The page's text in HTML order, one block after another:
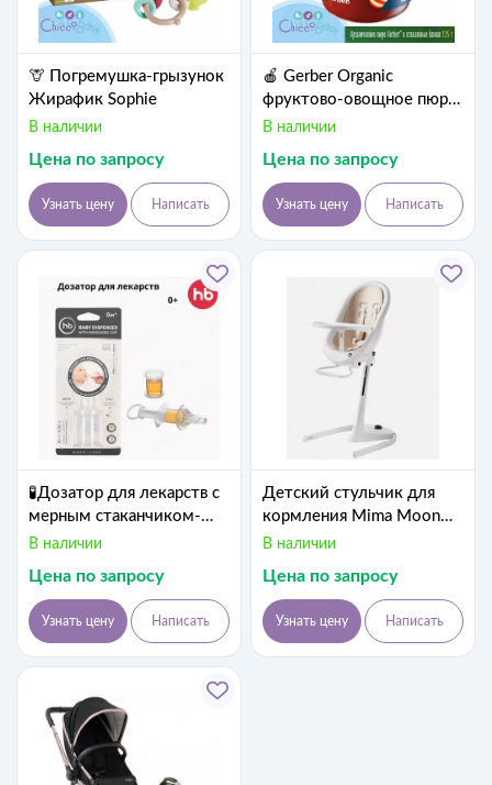
🦒 Погремушка-грызунок
Жирафик Sophie
В наличии
Цена по запросу
Узнать цену Написать
🍎 Gerber Organic
фруктово-овощное пюре
свекла яблоко. с 5мес,
В наличии
Цена по запросу
Узнать цену Написать
🧪Дозатор для лекарств с
мерным стаканчиком-
колпачком и
наконечником/для
сиропа Happy baby
(Великобритания)
В наличии
Цена по запросу
Узнать цену Написать
Детский стульчик для
кормления Mima Moon
Black Full Set Camel
золотое мягкое сиденье)
В наличии
Цена по запросу
Узнать цену Написать